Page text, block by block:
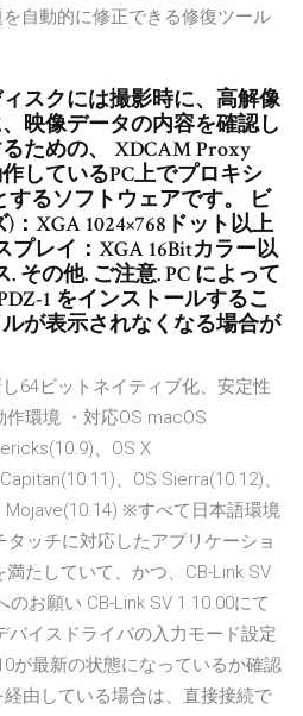
自動的に修正できる修復ツール
スクには撮影時に、高解像
映像データの内容を確認し
ための、 XDCAM Proxy
しているPC上でプロキシ
るソフトウェアです。 ビ
XGA 1024×768ドット以上
プレイ：XGA 16Bitカラー以
その他. ご注意. PC によって
1 をインストールするこ
が表示されなくなる場合が
64ビットネイティブ化、安定性
環境 ・対応OS macOS
、OS X
、OS Sierra(10.12)、
Mojave(10.14) ※すべて日本語環境
タッチに対応したアプリケーショ
たしていて、かつ、CB-Link SV
お願い CB-Link SV 1.10.00にて
バイスドライバの入力モード設定
が最新の状態になっているか確認
由している場合は、直接接続で